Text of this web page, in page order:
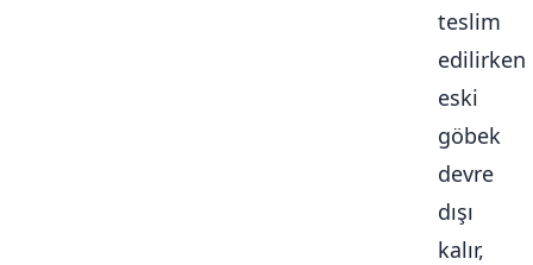
teslim
edilirken
eski
göbek
devre
dışı
kalır,